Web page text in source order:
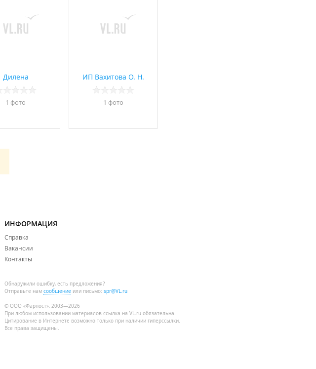
Дилена
1 фото
ИП Вахитова О. Н.
1 фото
ИНФОРМАЦИЯ
Справка
Вакансии
Контакты
Обнаружили ошибку, есть предложения?
Отправьте нам сообщение или письмо: spr@VL.ru
© ООО «Фарпост», 2003—2026
При любом использовании материалов ссылка на VL.ru обязательна.
Цитирование в Интернете возможно только при наличии гиперссылки.
Все права защищены.